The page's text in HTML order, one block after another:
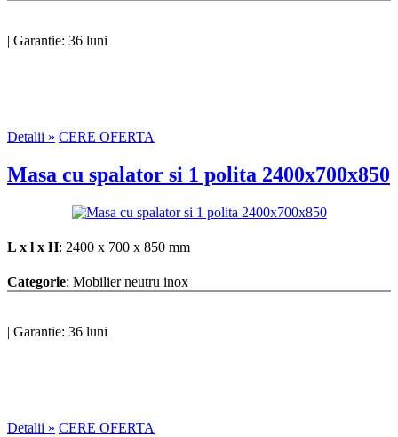
| Garantie: 36 luni
Detalii » CERE OFERTA
Masa cu spalator si 1 polita 2400x700x850
L x l x H: 2400 x 700 x 850 mm
Categorie: Mobilier neutru inox
| Garantie: 36 luni
Detalii » CERE OFERTA